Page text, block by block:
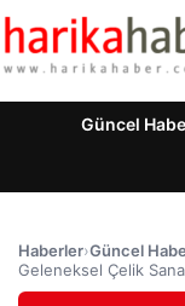
Güncel
Haberler›Güncel
Geleneksel Çelik